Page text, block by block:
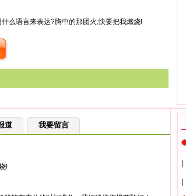
么语言来表达?胸中的那团火,快要把我燃烧!
道 我要留言
!